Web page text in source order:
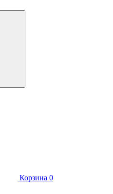
Корзина 0